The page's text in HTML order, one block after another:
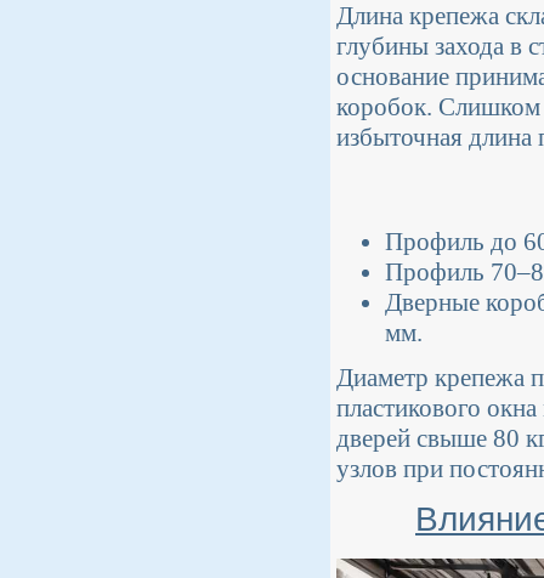
Длина крепежа
глубины захода в
основание
коробок.
избыточная длина
Профиль до
Профиль
Дверные
мм.
Диаметр крепежа
пластикового
дверей свыше 80
узлов при